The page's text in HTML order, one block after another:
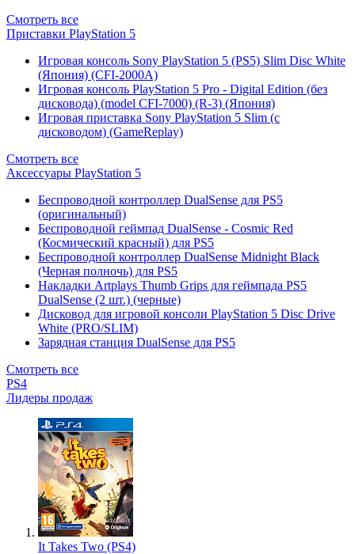
Смотреть все
Приставки PlayStation 5
Игровая консоль Sony PlayStation 5 (PS5) Slim Disc White
(Япония) (CFI-2000A)
Игровая консоль PlayStation 5 Pro - Digital Edition (без
дисковода) (model CFI-7000) (R-3) (Япония)
Игровая приставка Sony PlayStation 5 Slim (с
дисководом) (GameReplay)
Смотреть все
Аксессуары PlayStation 5
Беспроводной контроллер DualSense для PS5
(оригинальный)
Беспроводной геймпад DualSense - Cosmic Red
(Космический красный) для PS5
Беспроводной контроллер DualSense Midnight Black
(Черная полночь) для PS5
Накладки Artplays Thumb Grips для геймпада PS5
DualSense (2 шт.) (черные)
Дисковод для игровой консоли PlayStation 5 Disc Drive
White (PRO/SLIM)
Зарядная станция DualSense для PS5
Смотреть все
PS4
Лидеры продаж
It Takes Two (PS4)